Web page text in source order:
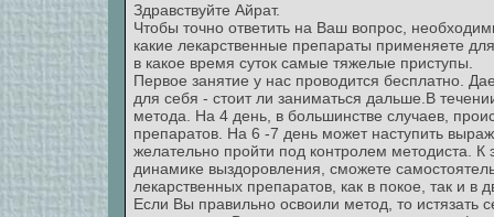
Здравствуйте Айрат.
Чтобы точно ответить на Ваш вопрос,
какие лекарственные препараты применяете
в какое время суток самые тяжелые приступы.
Первое занятие у нас проводится бесплатно.
для себя - стоит ли заниматься дальше.В
метода. На 4 день, в большинстве случаев,
препаратов. На 6 -7 день может наступить
желательно пройти под контролем методиста.
динамике выздоровления, сможете
лекарственных препаратов, как в покое, так и в
Если Вы правильно освоили метод, то истязать